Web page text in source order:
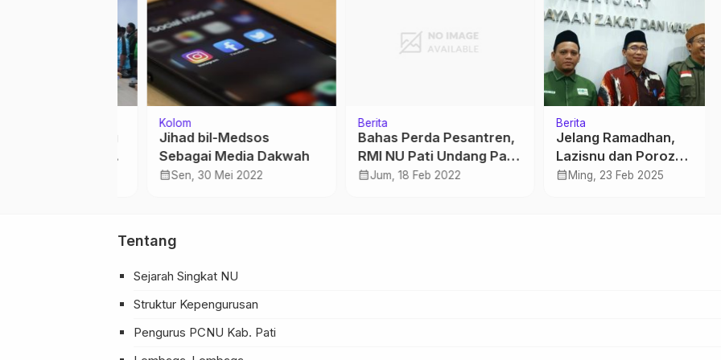
Kolom
Jihad bil-Medsos
Sebagai Media Dakwah
Sen, 30 Mei 2022
Bahas Perda Pesantren,
RMI NU Pati Undang Para
Pengurus Ponpes
Jum, 18 Feb 2022
Jelang Ramadhan,
Lazisnu dan Poroz
Gelontorkan 4,5 M untuk
Ming, 23 Feb 2025
Tentang
Sejarah Singkat NU
Struktur Kepengurusan
Pengurus PCNU Kab. Pati